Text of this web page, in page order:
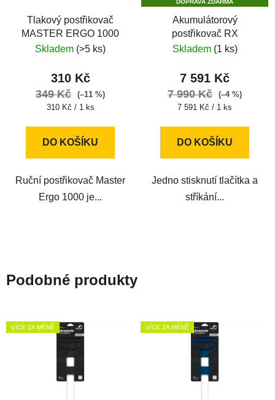
Tlakový postřikovač
MASTER ERGO 1000
Skladem (>5 ks)
310 Kč
349 Kč
(–11 %)
Měrná
310 Kč / 1 ks
DO KOŠÍKU
Ruční postřikovač Master
Ergo 1000 je...
DOPRAVA ZDARMA
Akumulátorový
postřikovač RX
Skladem (1 ks)
7 591 Kč
7 990 Kč
(–4 %)
Měrná
7 591 Kč / 1 ks
DO KOŠÍKU
Jedno stisknutí tlačítka a
stříkání...
Podobné produkty
VÍCE ZA MÉNĚ VÍCE ZA MÉNĚ